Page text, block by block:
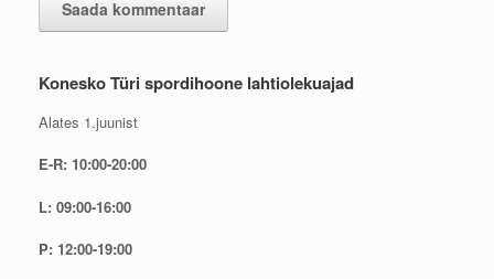
Konesko Türi spordihoone lahtiolekuajad
Alates 1.juunist
E-R: 10:00-20:00
L: 09:00-16:00
P: 12:00-19:00